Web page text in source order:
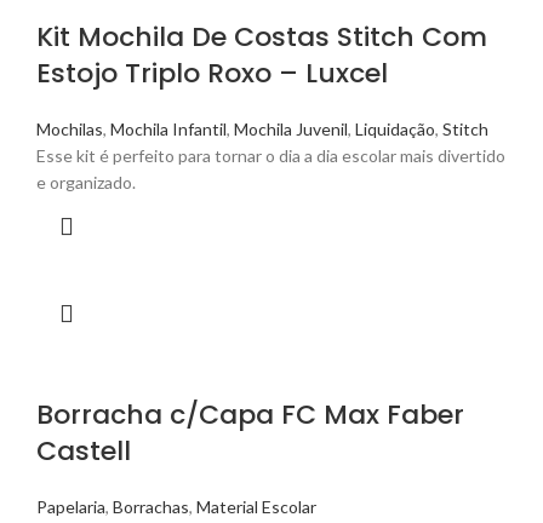
Kit Mochila De Costas Stitch Com
Estojo Triplo Roxo – Luxcel
Mochilas, Mochila Infantil, Mochila Juvenil, Liquidação, Stitch
Esse kit é perfeito para tornar o dia a dia escolar mais divertido
e organizado.
Borracha c/Capa FC Max Faber
Castell
Papelaria, Borrachas, Material Escolar